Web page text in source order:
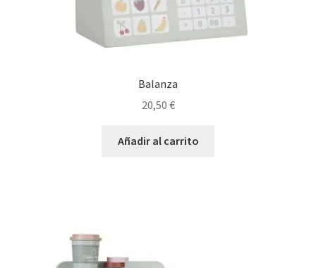
Balanza
20,50 €
Añadir al carrito